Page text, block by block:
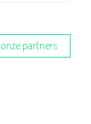
onze partners